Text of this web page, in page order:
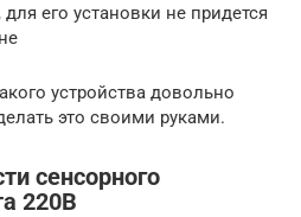
его установки не придется
устройства довольно
это своими руками.
сенсорного
220В